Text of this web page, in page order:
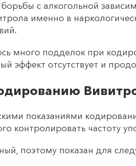
с алкогольной
именно в
много подделок при
эффект отсутствует и
показаниями
контролировать частоту
поэтому показан для